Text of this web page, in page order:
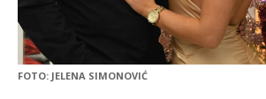
FOTO: JELENA SIMONOVIĆ